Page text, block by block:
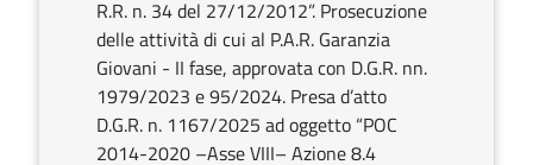
R.R. n. 34 del 27/12/2012”. Prosecuzione
delle attività di cui al P.A.R. Garanzia
Giovani - II fase, approvata con D.G.R. nn.
1979/2023 e 95/2024. Presa d’atto
D.G.R. n. 1167/2025 ad oggetto “POC
2014-2020 –Asse VIII– Azione 8.4